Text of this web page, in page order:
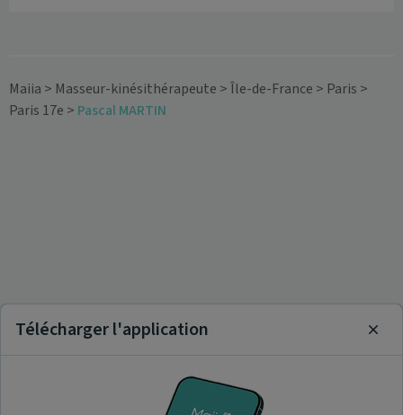
Maiia > Masseur-kinésithérapeute >Île-de-France > Paris >
Paris 17e > Pascal MARTIN
Télécharger l'application